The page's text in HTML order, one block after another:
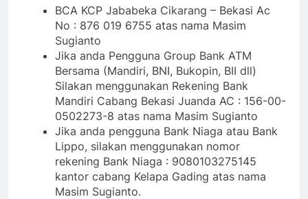
BCA KCP Jababeka Cikarang – Bekasi Ac
No : 876 019 6755 atas nama Masim
Sugianto
Jika anda Pengguna Group Bank ATM
Bersama (Mandiri, BNI, Bukopin, BII dll)
Silakan menggunakan Rekening Bank
Mandiri Cabang Bekasi Juanda AC : 156-00-
0502273-8 atas nama Masim Sugianto
Jika anda pengguna Bank Niaga atau Bank
Lippo, silakan menggunakan nomor
rekening Bank Niaga : 9080103275145
kantor cabang Kelapa Gading atas nama
Masim Sugianto.